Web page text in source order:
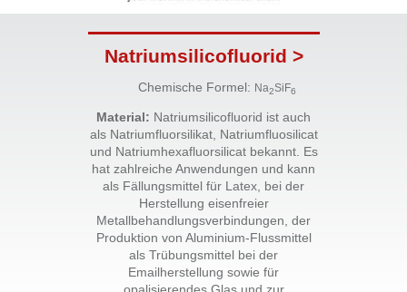
Natriumsilicofluorid >
Chemische Formel: Na2SiF6
Material: Natriumsilicofluorid ist auch
als Natriumfluorsilikat, Natriumfluosilicat
und Natriumhexafluorsilicat bekannt. Es
hat zahlreiche Anwendungen und kann
als Fällungsmittel für Latex, bei der
Herstellung eisenfreier
Metallbehandlungsverbindungen, der
Produktion von Aluminium-Flussmittel
als Trübungsmittel bei der
Emailherstellung sowie für